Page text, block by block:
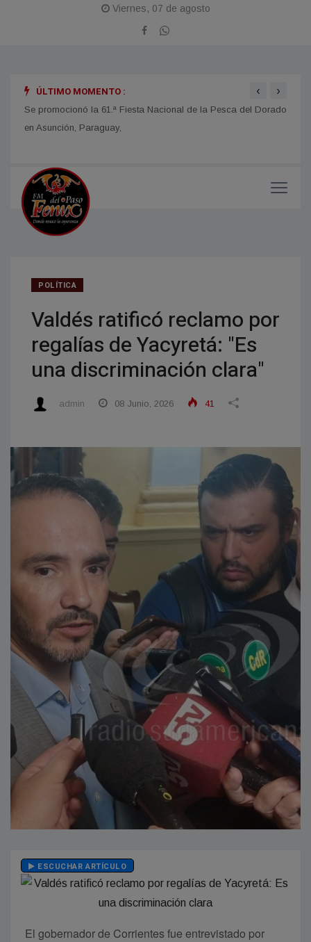
Viernes, 07 de agosto
ÚLTIMO MOMENTO :
Se promocionó la 61.ª Fiesta Nacional de la Pesca del Dorado
en Asunción, Paraguay,
‹ ›
POLÍTICA
Valdés ratificó reclamo por
regalías de Yacyretá: "Es
una discriminación clara"
admin 08 Junio, 2026 41
ESCUCHAR ARTÍCULO
El gobernador de Corrientes fue entrevistado por